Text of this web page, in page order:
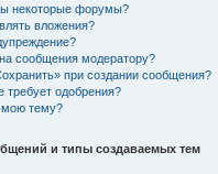
некоторые форумы?
вложения?
сообщения модератору?
при создании сообщения?
одобрения?
мою тему?
и типы создаваемых тем